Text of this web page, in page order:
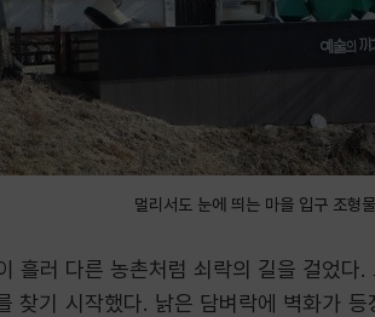
멀리서도 눈에 띄는 마을 입구 조형물
흘러 다른 농촌처럼 쇠락의 길을 걸었다.
찾기 시작했다. 낡은 담벼락에 벽화가